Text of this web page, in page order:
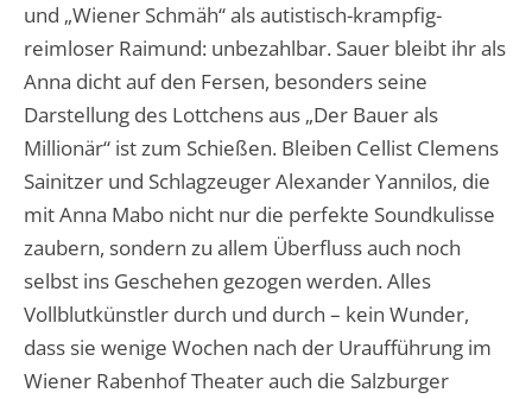
und „Wiener Schmäh“ als autistisch-krampfig-
reimloser Raimund: unbezahlbar. Sauer bleibt ihr als
Anna dicht auf den Fersen, besonders seine
Darstellung des Lottchens aus „Der Bauer als
Millionär“ ist zum Schießen. Bleiben Cellist Clemens
Sainitzer und Schlagzeuger Alexander Yannilos, die
mit Anna Mabo nicht nur die perfekte Soundkulisse
zaubern, sondern zu allem Überfluss auch noch
selbst ins Geschehen gezogen werden. Alles
Vollblutkünstler durch und durch – kein Wunder,
dass sie wenige Wochen nach der Uraufführung im
Wiener Rabenhof Theater auch die Salzburger